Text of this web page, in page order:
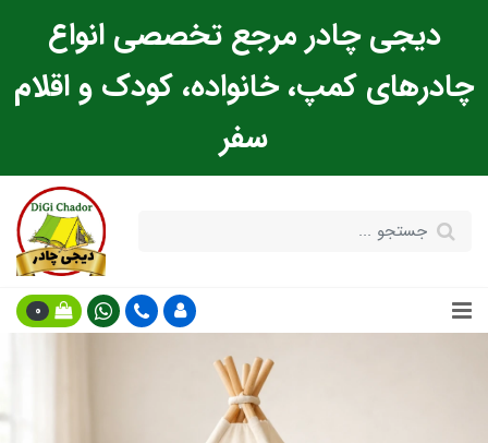
دیجی چادر مرجع تخصصی انواع
چادرهای کمپ، خانواده، کودک و اقلام
سفر
0